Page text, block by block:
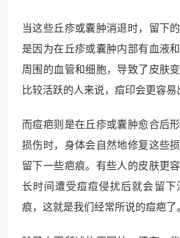
当这些丘疹或囊肿消退时，留下
是因为在丘疹或囊肿内部有血液
周围的血管和细胞，导致了皮肤
比较活跃的人来说，痘印会更容易
而痘疤则是在丘疹或囊肿愈合后
损伤时，身体会自然地修复这些
留下一些疤痕。有些人的皮肤更
长时间遭受痘痘侵扰后就会留
痕，这就是我们经常所说的痘疤了